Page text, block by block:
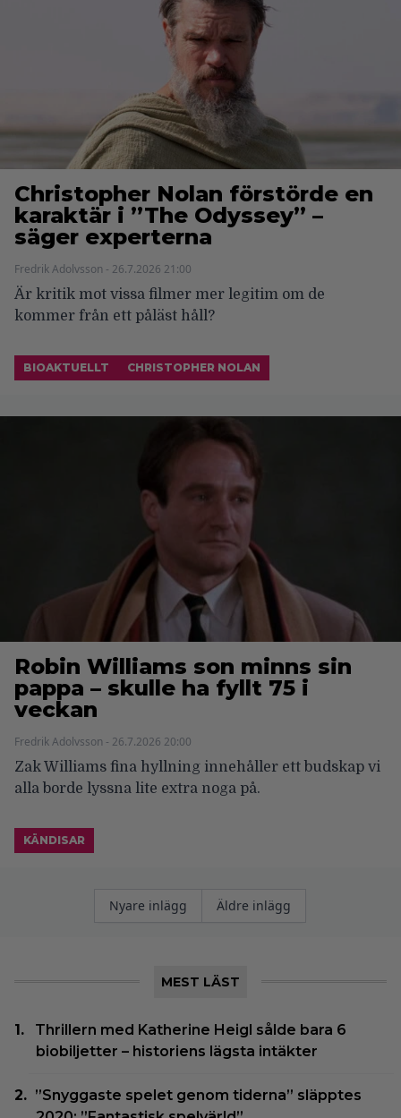
Christopher Nolan förstörde en
karaktär i ”The Odyssey” –
säger experterna
Fredrik Adolvsson - 26.7.2026 21:00
Är kritik mot vissa filmer mer legitim om de
kommer från ett påläst håll?
BIOAKTUELLT CHRISTOPHER NOLAN
Robin Williams son minns sin
pappa – skulle ha fyllt 75 i
veckan
Fredrik Adolvsson - 26.7.2026 20:00
Zak Williams fina hyllning innehåller ett budskap vi
alla borde lyssna lite extra noga på.
KÄNDISAR
Inläggsnavigering
Nyare inlägg Äldre inlägg
MEST LÄST
Thrillern med Katherine Heigl sålde bara 6
biobiljetter – historiens lägsta intäkter
”Snyggaste spelet genom tiderna” släpptes